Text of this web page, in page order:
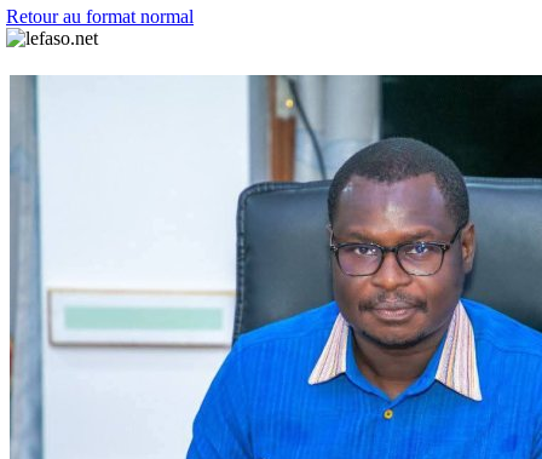
Retour au format normal